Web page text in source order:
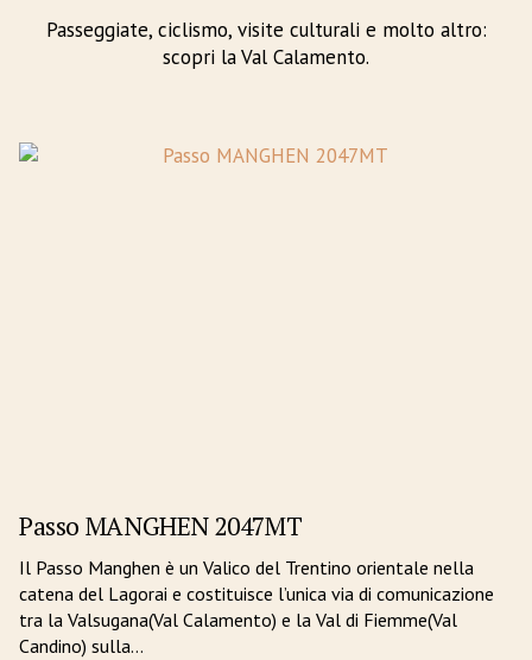
Passeggiate, ciclismo, visite culturali e molto altro:
scopri la Val Calamento.
Passo MANGHEN 2047MT
Il Passo Manghen è un Valico del Trentino orientale nella
catena del Lagorai e costituisce l’unica via di comunicazione
tra la Valsugana(Val Calamento) e la Val di Fiemme(Val
Candino) sulla…